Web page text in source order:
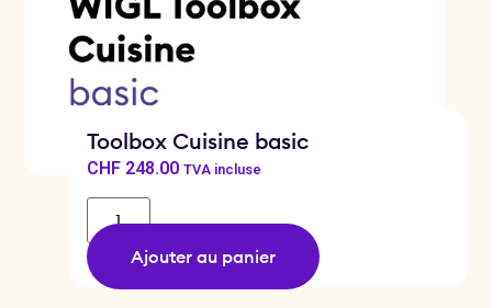
Toolbox Cuisine basic
CHF248.00 TVA incluse
Ajouter au panier